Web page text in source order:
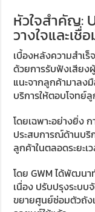
หัวใจสำคัญ:
วางใจและเชื่
เบื้องหลังความสำเ
ด้วยการรับฟังเสียง
แนะจากลูกค้ามาลง
บริการให้ตอบโจทย์
โดยเฉพาะอย่างยิ่ง
ประสบการณ์ด้านบริ
ลูกค้าในตลอดระยะเ
โดย GWM ได้พัฒน
เนื่อง ปรับปรุงระบบ
ขยายศูนย์ซ่อมตัวถั